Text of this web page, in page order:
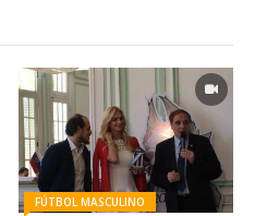
FÚTBOL MASCULINO